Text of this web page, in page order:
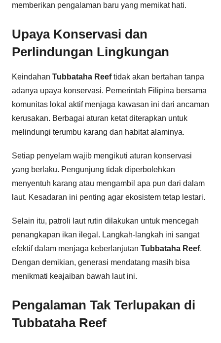
memberikan pengalaman baru yang memikat hati.
Upaya Konservasi dan
Perlindungan Lingkungan
Keindahan Tubbataha Reeftidak akan bertahan tanpa
adanya upaya konservasi. Pemerintah Filipina bersama
komunitas lokal aktif menjaga kawasan ini dari ancaman
kerusakan. Berbagai aturan ketat diterapkan untuk
melindungi terumbu karang dan habitat alaminya.
Setiap penyelam wajib mengikuti aturan konservasi
yang berlaku. Pengunjung tidak diperbolehkan
menyentuh karang atau mengambil apa pun dari dalam
laut. Kesadaran ini penting agar ekosistem tetap lestari.
Selain itu, patroli laut rutin dilakukan untuk mencegah
penangkapan ikan ilegal. Langkah-langkah ini sangat
efektif dalam menjaga keberlanjutan Tubbataha Reef.
Dengan demikian, generasi mendatang masih bisa
menikmati keajaiban bawah laut ini.
Pengalaman Tak Terlupakan di
Tubbataha Reef